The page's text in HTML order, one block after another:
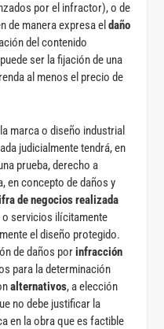
por el infractor), o de
de manera expresa eldaño
del contenido
ser la fijación de una
al menos el precio de
marca o diseño industrial
judicialmente tendrá, en
prueba, derecho a
en concepto de daños y
de negociosrealizada
servicios ilícitamente
el diseño protegido.
de daños porinfracción
para la determinación
alternativos, a elección
no debe justificar la
en la obra que es factible